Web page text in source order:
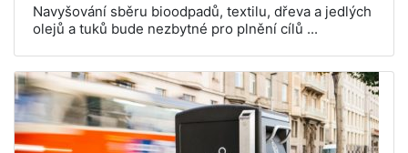
Navyšování sběru bioodpadů, textilu, dřeva a jedlých
olejů a tuků bude nezbytné pro plnění cílů ...